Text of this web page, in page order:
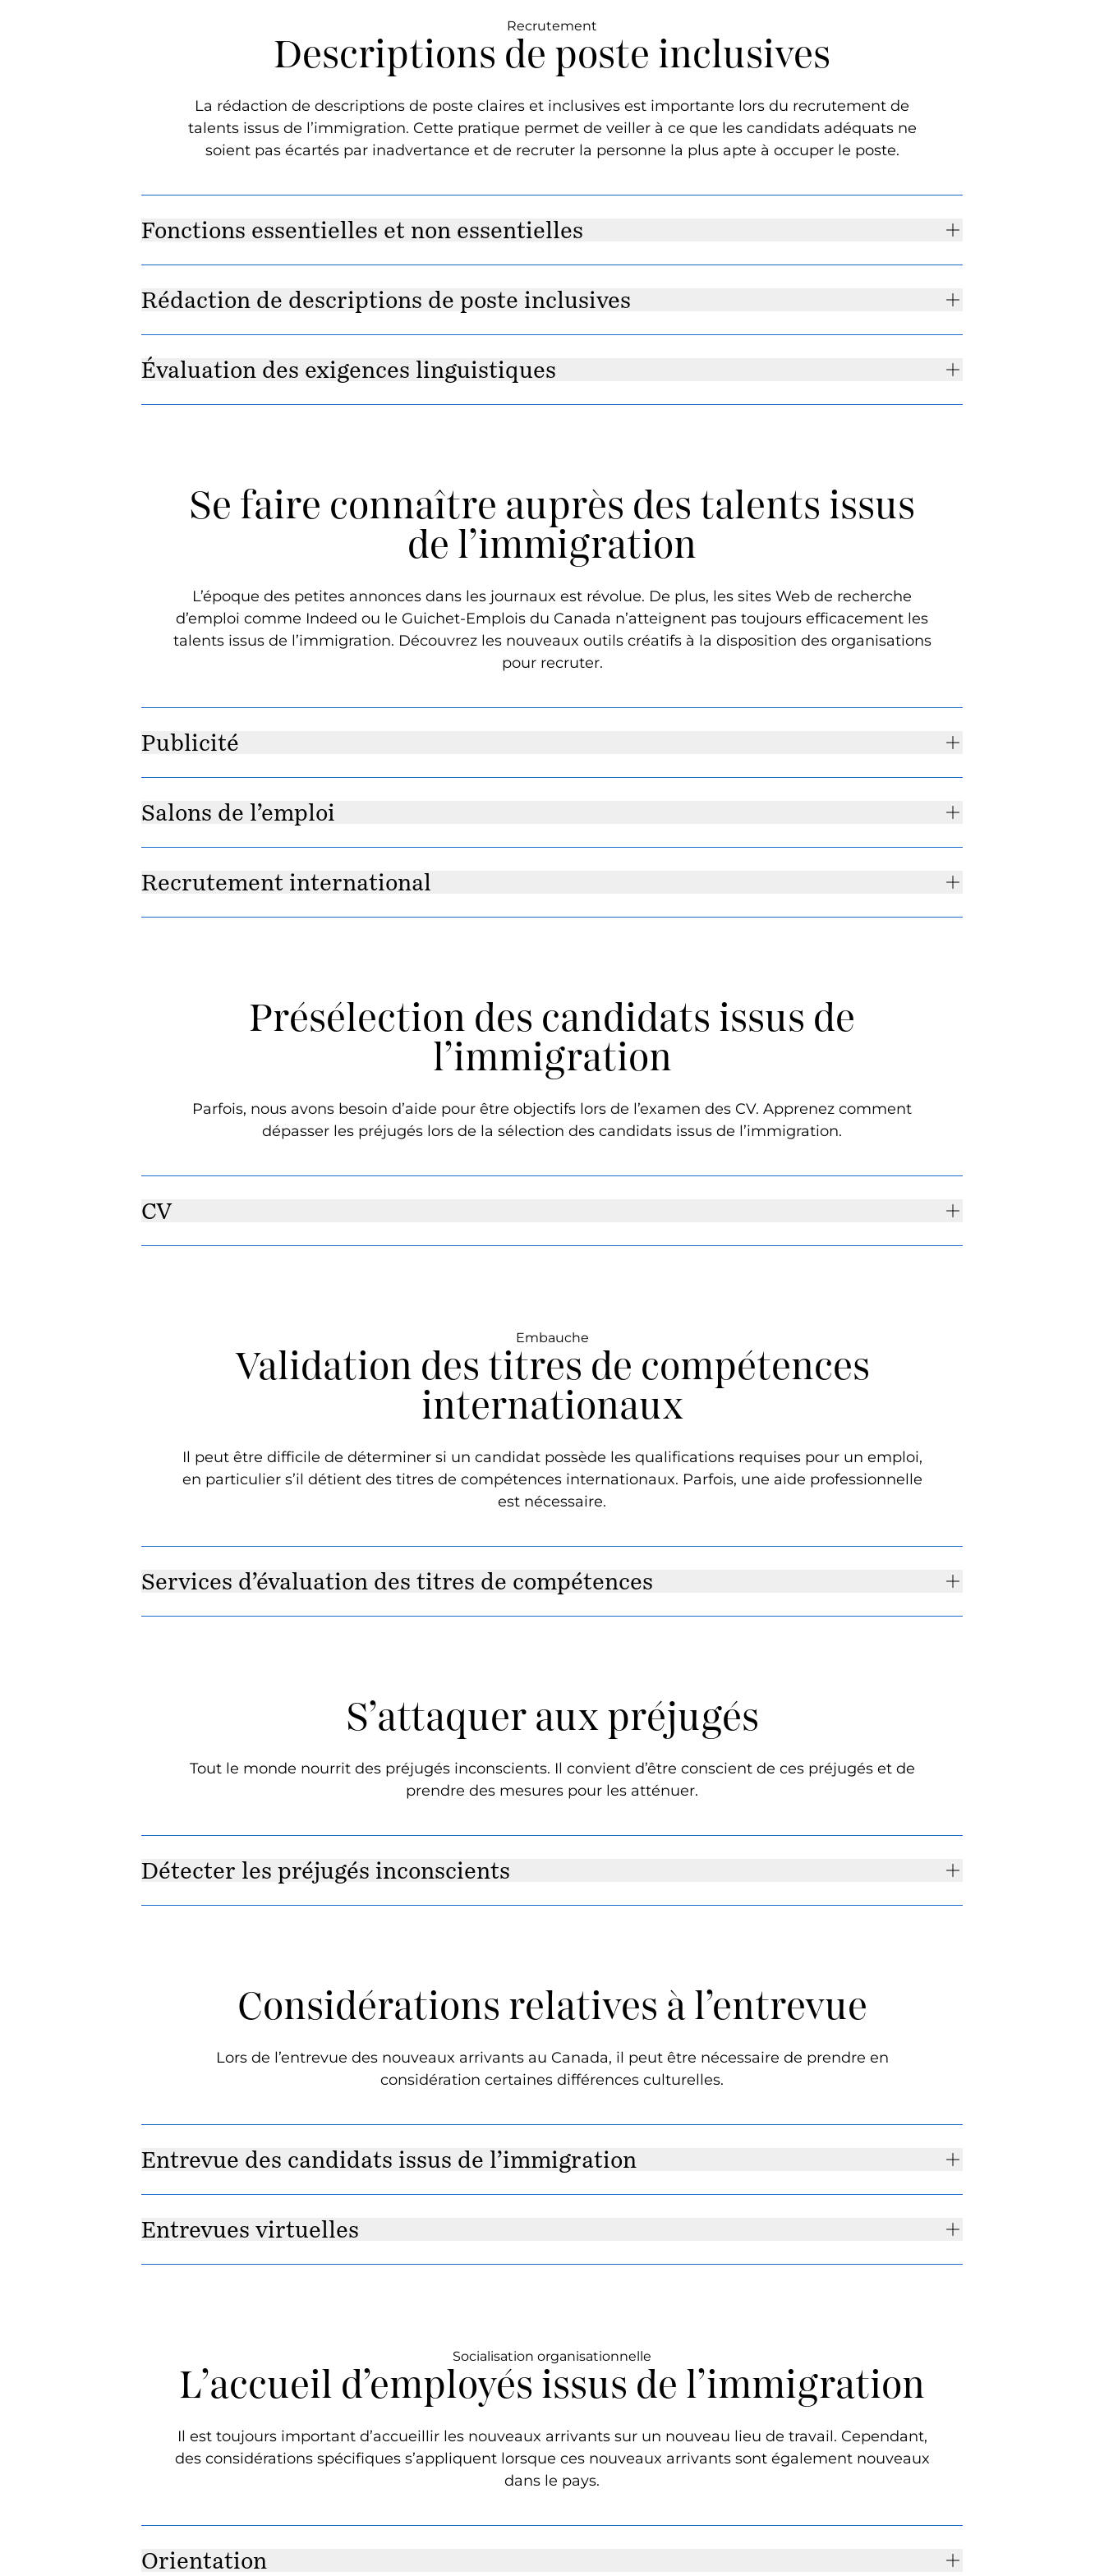
Recrutement
Descriptions de poste inclusives
La rédaction de descriptions de poste claires et inclusives est importante lors du recrutement de
talents issus de l’immigration. Cette pratique permet de veiller à ce que les candidats adéquats ne
soient pas écartés par inadvertance et de recruter la personne la plus apte à occuper le poste.
Fonctions essentielles et non essentielles
Rédaction de descriptions de poste inclusives
Évaluation des exigences linguistiques
Se faire connaître auprès des talents issus
de l’immigration
L’époque des petites annonces dans les journaux est révolue. De plus, les sites Web de recherche
d’emploi comme Indeed ou le Guichet-Emplois du Canada n’atteignent pas toujours efficacement les
talents issus de l’immigration. Découvrez les nouveaux outils créatifs à la disposition des organisations
pour recruter.
Publicité
Salons de l’emploi
Recrutement international
Présélection des candidats issus de
l’immigration
Parfois, nous avons besoin d’aide pour être objectifs lors de l’examen des CV. Apprenez comment
dépasser les préjugés lors de la sélection des candidats issus de l’immigration.
CV
Embauche
Validation des titres de compétences
internationaux
Il peut être difficile de déterminer si un candidat possède les qualifications requises pour un emploi,
en particulier s’il détient des titres de compétences internationaux. Parfois, une aide professionnelle
est nécessaire.
Services d’évaluation des titres de compétences
S’attaquer aux préjugés
Tout le monde nourrit des préjugés inconscients. Il convient d’être conscient de ces préjugés et de
prendre des mesures pour les atténuer.
Détecter les préjugés inconscients
Considérations relatives à l’entrevue
Lors de l’entrevue des nouveaux arrivants au Canada, il peut être nécessaire de prendre en
considération certaines différences culturelles.
Entrevue des candidats issus de l’immigration
Entrevues virtuelles
Socialisation organisationnelle
L’accueil d’employés issus de l’immigration
Il est toujours important d’accueillir les nouveaux arrivants sur un nouveau lieu de travail. Cependant,
des considérations spécifiques s’appliquent lorsque ces nouveaux arrivants sont également nouveaux
dans le pays.
Orientation